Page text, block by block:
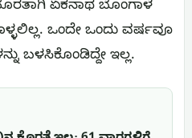
ಏಕನಾಥ ಬೊಂಗಾಳೆ
ಒಂದೇ ಒಂದು ವರ್ಷವೂ
ಬಳಸಿಕೊಂಡಿದ್ದೇ ಇಲ್ಲ.